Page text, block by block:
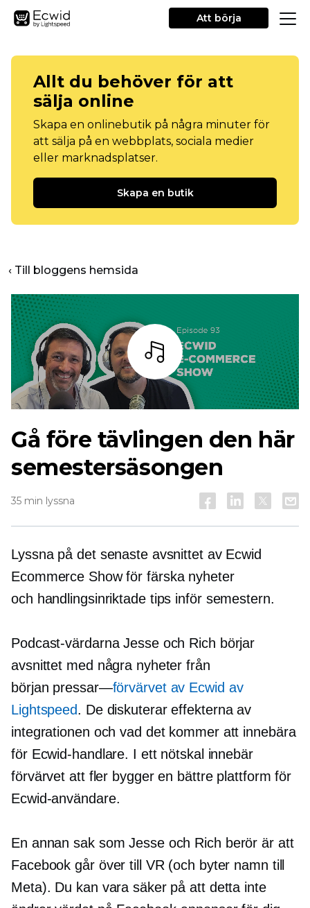
Att börja
Allt du behöver för att
sälja online
Skapa en onlinebutik på några minuter för
att sälja på en webbplats, sociala medier
eller marknadsplatser.
Skapa en butik
‹ Till bloggens hemsida
Lyssna
Gå före tävlingen den här
semestersäsongen
35 min lyssna
Lyssna på det senaste avsnittet av Ecwid
Ecommerce Show för färska nyheter
och handlingsinriktadetips inför semestern.
Podcast-värdarna Jesse och Rich börjar
avsnittet med några nyheter från
början pressar—förvärvet av Ecwid av
Lightspeed. De diskuterar effekterna av
integrationen och vad det kommer att innebära
för Ecwid-handlare. I ett nötskal innebär
förvärvet att fler bygger en bättre plattform för
Ecwid-användare.
En annan sak som Jesse och Rich berör är att
Facebook går över till VR (och byter namn till
Meta). Du kan vara säker på att detta inte